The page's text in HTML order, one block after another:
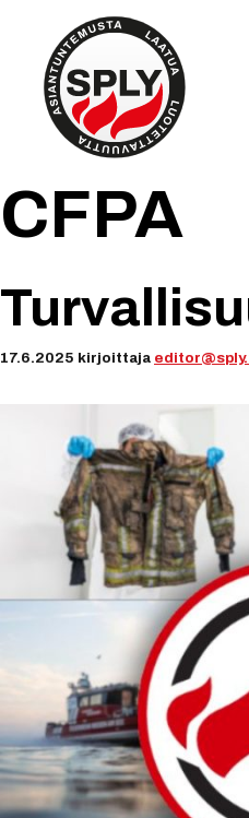
sisältöön
CFPA
17.6.2025 kirjoittaja